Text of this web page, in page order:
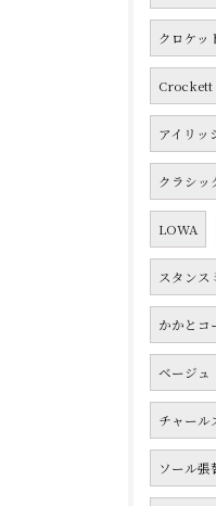
クロケッ
アイリッ
クラシッ
LOWA
スタンス
かかとコ
ベージュ
チャール
ソール張